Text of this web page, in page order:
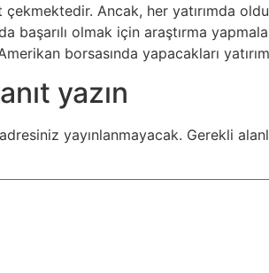
Ancak, her yatırımda
başarılı olmak için araştırma
borsasında yapacakları
yazın
yayınlanmayacak. Gerekli